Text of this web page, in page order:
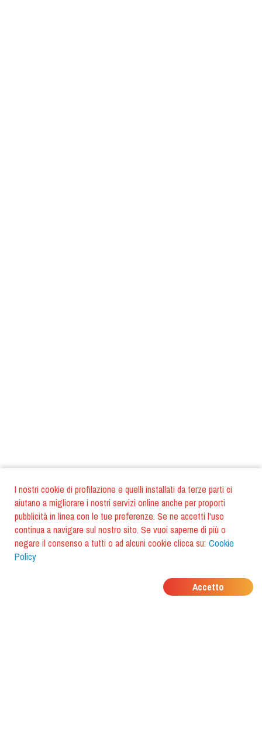
I nostri cookie di profilazione e quelli installati da terze parti ci
aiutano a migliorare i nostri servizi online anche per proporti
pubblicità in linea con le tue preferenze. Se ne accetti l'uso
continua a navigare sul nostro sito. Se vuoi saperne di più o
negare il consenso a tutti o ad alcuni cookie clicca su: Cookie
Policy
Accetto
DOVE MANGIANO I
TUOI AMICI?